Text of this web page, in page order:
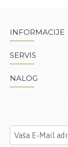
INFORMACIJE
SERVIS
NALOG